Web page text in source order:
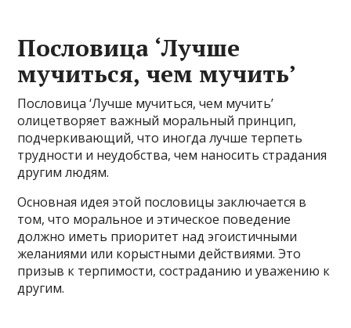
Пословица ‘Лучше
мучиться, чем мучить’
Пословица ‘Лучше мучиться, чем мучить’
олицетворяет важный моральный принцип,
подчеркивающий, что иногда лучше терпеть
трудности и неудобства, чем наносить страдания
другим людям.
Основная идея этой пословицы заключается в
том, что моральное и этическое поведение
должно иметь приоритет над эгоистичными
желаниями или корыстными действиями. Это
призыв к терпимости, состраданию и уважению к
другим.